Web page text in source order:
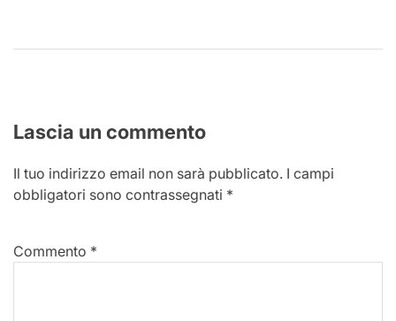
Lascia un commento
Il tuo indirizzo email non sarà pubblicato. I campi
obbligatori sono contrassegnati *
Commento *